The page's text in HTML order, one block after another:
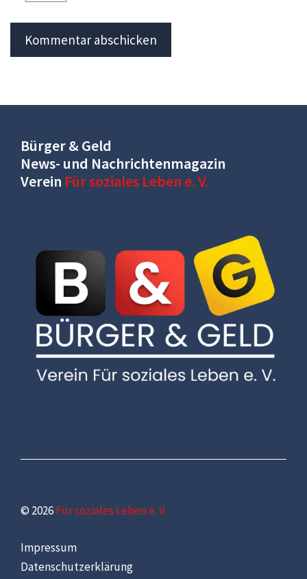
Bürger & Geld
News- und Nachrichtenmagazin
Verein Für soziales Leben e. V.
© 2026Für soziales Leben e. V.
Impressum
Datenschutzerklärung